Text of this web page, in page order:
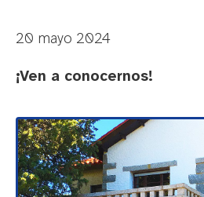
20 mayo 2024
¡Ven a conocernos!